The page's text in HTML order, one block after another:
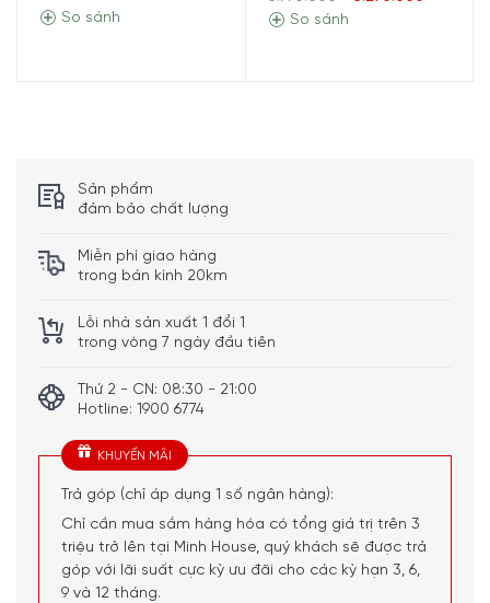
trong nồi hấp điện WMF bằng vạch theo dõi trực quan
phía trước nồi và thêm nước khi cần chỉ bằng một thao
tác đơn giản là rót nước vào vị trí thêm nước bên phải nồi
hấp.
Chỉ cần chọn chương trình phù hợp cho mỗi tầng, nồi hấp
điện WMF sẽ tự động bắt đầu với thực phẩm yêu cầu thời
gian nấu lâu hơn và chuyển sang tầng thứ hai với thời thực
phẩm có thời gian nấu nhanh hơn. Tất cả các bộ phận
không dùng điện có thể rửa trong máy rửa bát.
So sánh
So sánh
Sản phẩm
đảm bảo chất lượng
Miễn phí giao hàng
trong bán kính 20km
Lỗi nhà sản xuất 1 đổi 1
trong vòng 7 ngày đầu tiên
Thứ 2 - CN: 08:30 - 21:00
Hotline: 1900 6774
KHUYẾN MÃI
Trả góp (chỉ áp dụng 1 số ngân hàng):
Chỉ cần mua sắm hàng hóa có tổng giá trị trên 3
triệu trở lên tại Minh House, quý khách sẽ được trả
góp với lãi suất cực kỳ ưu đãi cho các kỳ hạn 3, 6,
9 và 12 tháng.